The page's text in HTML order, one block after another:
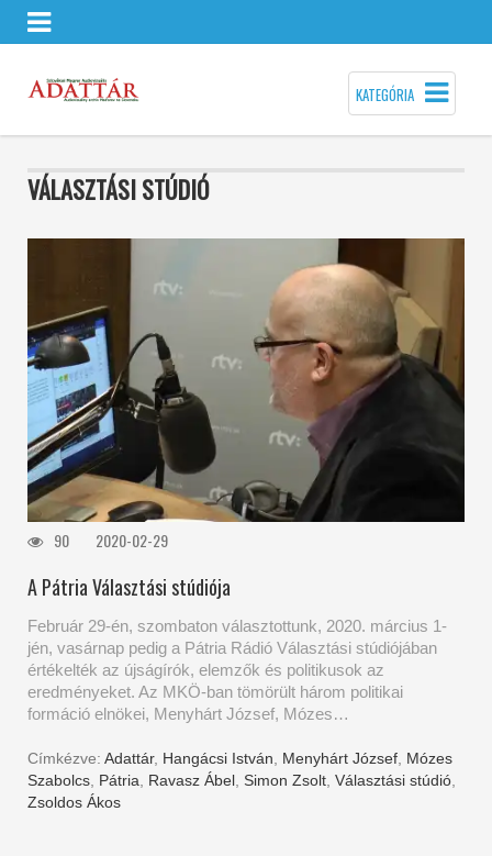
KATEGÓRIA
VÁLASZTÁSI STÚDIÓ
90 2020-02-29
A Pátria Választási stúdiója
Február 29-én, szombaton választottunk, 2020. március 1-
jén, vasárnap pedig a Pátria Rádió Választási stúdiójában
értékelték az újságírók, elemzők és politikusok az
eredményeket. Az MKÖ-ban tömörült három politikai
formáció elnökei, Menyhárt József, Mózes…
Címkézve: Adattár, Hangácsi István, Menyhárt József, Mózes
Szabolcs, Pátria, Ravasz Ábel, Simon Zsolt, Választási stúdió,
Zsoldos Ákos